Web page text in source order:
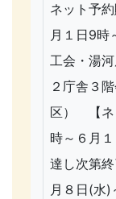
ネット予
月１日9
工会・湯
２庁舎３
区） 【ネ
時～６月
達し次第
月８日(水)